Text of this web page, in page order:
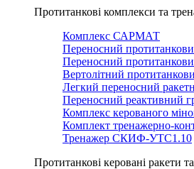
Протитанкові комплекси та
Комплекс САРМАТ
Переносний
Переносний
Вертолітний
Легкий переносний
Переносний реактивний
Комплекс керованого
Комплект тренажерно-
Тренажер СКИФ-УТС1.10
Протитанкові керовані ракети